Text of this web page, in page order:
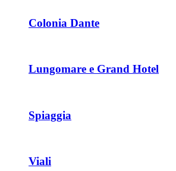
Colonia Dante
Lungomare e Grand Hotel
Spiaggia
Viali